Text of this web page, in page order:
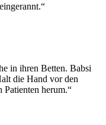
in ihren Betten. Babsi
die Hand vor den
Patienten herum.“